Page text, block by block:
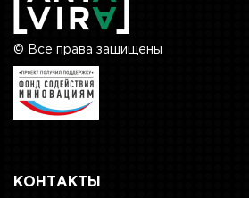
© Все права защищены
КОНТАКТЫ